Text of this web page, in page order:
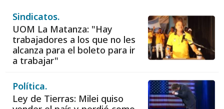
UOM La Matanza: "Hay
trabajadores a los que no les
alcanza para el boleto para ir
a trabajar"
Política.
Ley de Tierras: Milei quiso
vender el país y perdió como
Inglaterra en el Mundial